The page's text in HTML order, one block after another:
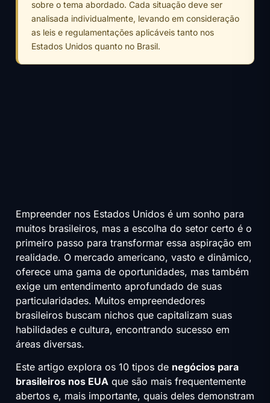
sobre o tema abordado. Cada situação deve ser
analisada individualmente, levando em consideração
as leis e regulamentações aplicáveis tanto nos
Estados Unidos quanto no Brasil.
Empreender nos Estados Unidos é um sonho para
muitos brasileiros, mas a escolha do setor certo é o
primeiro passo para transformar essa aspiração em
realidade. O mercado americano, vasto e dinâmico,
oferece uma gama de oportunidades, mas também
exige um entendimento aprofundado de suas
particularidades. Muitos empreendedores
brasileiros buscam nichos que capitalizam suas
habilidades e cultura, encontrando sucesso em
áreas diversas.
Este artigo explora os 10 tipos de negócios para
brasileiros nos EUA que são mais frequentemente
abertos e, mais importante, quais deles demonstram